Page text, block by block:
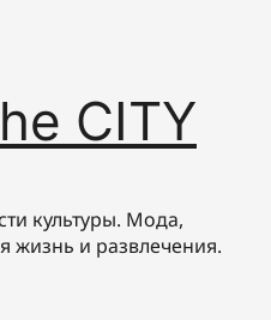
CITY
культуры. Мода,
жизнь и развлечения.